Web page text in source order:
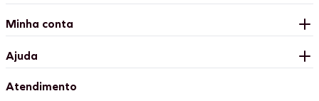
Minha conta
Ajuda
Atendimento